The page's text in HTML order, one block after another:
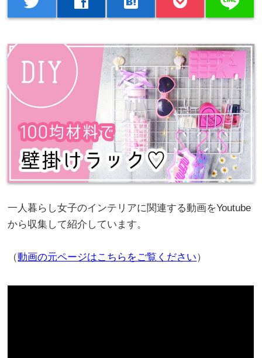
一人暮らし女子のインテリアに関連する動画をYoutube
から収集して紹介しています。
（動画の元ページはこちらをご覧ください）